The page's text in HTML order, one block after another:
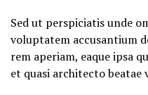
Sed ut perspiciatis unde
voluptatem accusantium
rem aperiam, eaque ipsa
et quasi architecto beatae